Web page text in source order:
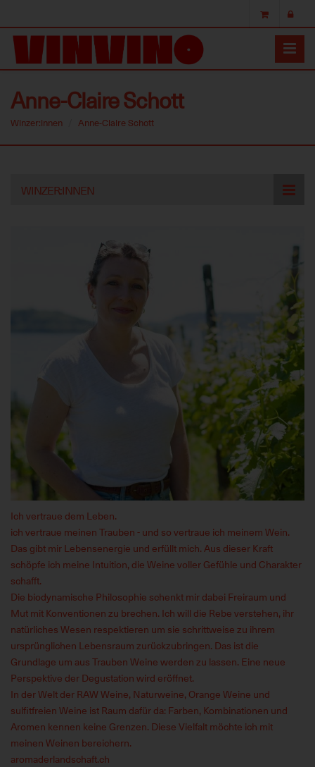
Anne-Claire Schott
Winzer:innen Anne-Claire Schott
WINZER:INNEN
Ich vertraue dem Leben.
ich vertraue meinen Trauben - und so vertraue ich meinem Wein.
Das gibt mir Lebensenergie und erfüllt mich. Aus dieser Kraft
schöpfe ich meine Intuition, die Weine voller Gefühle und Charakter
schafft.
Die biodynamische Philosophie schenkt mir dabei Freiraum und
Mut mit Konventionen zu brechen. Ich will die Rebe verstehen, ihr
natürliches Wesen respektieren um sie schrittweise zu ihrem
ursprünglichen Lebensraum zurückzubringen. Das ist die
Grundlage um aus Trauben Weine werden zu lassen. Eine neue
Perspektive der Degustation wird eröffnet.
In der Welt der RAW Weine, Naturweine, Orange Weine und
sulfitfreien Weine ist Raum dafür da: Farben, Kombinationen und
Aromen kennen keine Grenzen. Diese Vielfalt möchte ich mit
meinen Weinen bereichern.
aromaderlandschaft.ch